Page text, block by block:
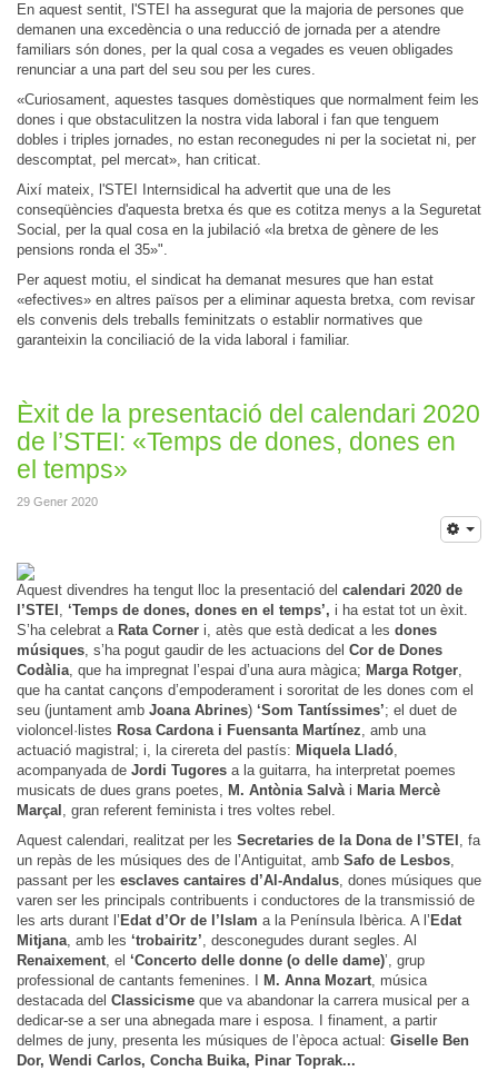
En aquest sentit, l'STEI ha assegurat que la majoria de persones que
demanen una excedència o una reducció de jornada per a atendre
familiars són dones, per la qual cosa a vegades es veuen obligades
renunciar a una part del seu sou per les cures.
«Curiosament, aquestes tasques domèstiques que normalment feim les
dones i que obstaculitzen la nostra vida laboral i fan que tenguem
dobles i triples jornades, no estan reconegudes ni per la societat ni, per
descomptat, pel mercat», han criticat.
Així mateix, l'STEI Internsidical ha advertit que una de les
conseqüències d'aquesta bretxa és que es cotitza menys a la Seguretat
Social, per la qual cosa en la jubilació «la bretxa de gènere de les
pensions ronda el 35»".
Per aquest motiu, el sindicat ha demanat mesures que han estat
«efectives» en altres països per a eliminar aquesta bretxa, com revisar
els convenis dels treballs feminitzats o establir normatives que
garanteixin la conciliació de la vida laboral i familiar.
Èxit de la presentació del calendari 2020
de l’STEI: «Temps de dones, dones en
el temps»
29 Gener 2020
Aquest divendres ha tengut lloc la presentació del calendari 2020 de
l’STEI , ‘Temps de dones, dones en el temps’, i ha estat tot un èxit.
S’ha celebrat a Rata Corner i, atès que està dedicat a les dones
músiques, s’ha pogut gaudir de les actuacions del Cor de Dones
Codàlia, que ha impregnat l’espai d’una aura màgica; Marga Rotger,
que ha cantat cançons d’empoderament i sororitat de les dones com el
seu (juntament amb Joana Abrines) ‘Som Tantíssimes’; el duet de
violoncel·listes Rosa Cardona i Fuensanta Martínez, amb una
actuació magistral; i, la cirereta del pastís: Miquela Lladó,
acompanyada de Jordi Tugores a la guitarra, ha interpretat poemes
musicats de dues grans poetes, M. Antònia Salvài Maria Mercè
Marçal , gran referent feminista i tres voltes rebel.
Aquest calendari, realitzat per les Secretaries de la Dona de l’STEI , fa
un repàs de les músiques des de l’Antiguitat, amb Safo de Lesbos,
passant per les esclaves cantaires d’Al-Andalus, dones músiques que
varen ser les principals contribuents i conductores de la transmissió de
les arts durant l’ Edat d’Or de l’Islam a la Península Ibèrica. A l’ Edat
Mitjana, amb les ‘trobairitz’, desconegudes durant segles. Al
Renaixement, el ‘Concerto delle donne (o delle dame)’, grup
professional de cantants femenines. I
M. Anna Mozart, música
destacada del Classicisme que va abandonar la carrera musical per a
dedicar-se a ser una abnegada mare i esposa. I finament, a partir
delmes de juny, presenta les músiques de l’època actual: Giselle Ben
Dor, Wendi Carlos, Concha Buika, Pinar Toprak...